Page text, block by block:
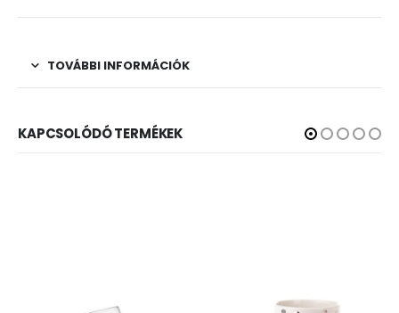
TOVÁBBI INFORMÁCIÓK
KAPCSOLÓDÓ TERMÉKEK